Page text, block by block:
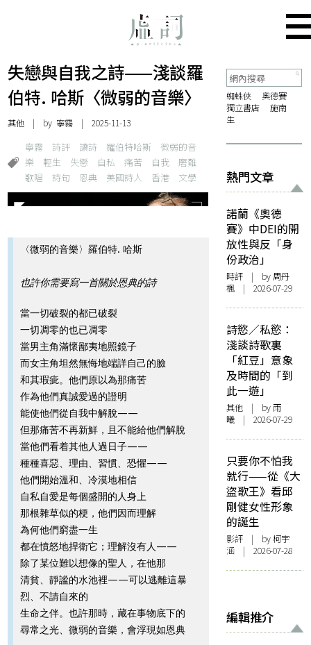
失戀與自我之詩——淺談羅
伯特. 哈斯〈微弱的音樂〉
其他 | by 寧霧 | 2025-11-13
寧霧 詩評 讀詩 羅伯特哈斯
微弱的音
樂
輕生 失戀 自私 痛苦 自我
磨難
歌唱
詩句 恩典 美國詩人 香港 文學
〈微弱的音樂〉羅伯特. 哈斯
也許你需要寫一首關於恩典的詩
當一切破裂的都已破裂
一切凋零的也已凋零
當男主角滿懷鄙夷地照鏡子
而女主角坦然無悔地端詳自己的臉
和其瑕疵。他們原以為那痛苦
作為他們真誠愛過的證明
能使他們從自我中解脫——
但那痛苦不再新鮮，且不能給他們解脫
當他們看着其他人過日子——
種種喜惡、理由、習慣、恐懼——
他們開始溫和、冷漠地相信
自私自愛是每個盛開的人身上
那根雜草似的梗，他們因而理解
為何他們窮盡一生
都在憤怒地捍衛它；理解沒有人——
除了某位難以想像的聖人，在他那
清貧、靜謐的水池裡——可以逃離這暴
烈、不請自來的
生命之伴。也許那時，藏在事物底下的
尋常之光、微弱的音樂，會浮現如恩典
蜘蛛俠
奧德賽
獨立書店
施南
生
熱門文章
諾蘭《奧德
賽》中DEI的開
放性與反「身
份政治」
時評 | by周丹
楓 | 2026-07-29
詩慾／私慾：
淺談詩歌裏
「紅豆」意象
及時間的「到
此一遊」
其他 | by 雨
曦 | 2026-07-29
只要你不怕我
就行——從《大
盜歌王》看邱
剛健女性形象
的誕生
影評 | by 柯宇
涵 | 2026-07-28
編輯推介